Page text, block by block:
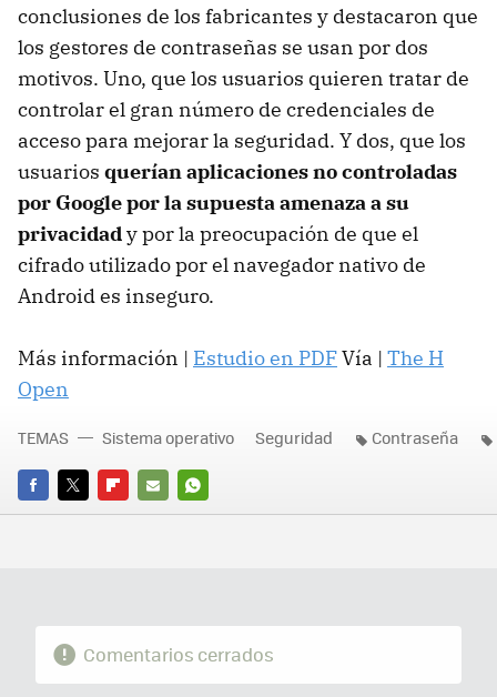
conclusiones de los fabricantes y destacaron que
los gestores de contraseñas se usan por dos
motivos. Uno, que los usuarios quieren tratar de
controlar el gran número de credenciales de
acceso para mejorar la seguridad. Y dos, que los
usuarios querían aplicaciones no controladas
por Google por la supuesta amenaza a su
privacidady por la preocupación de que el
cifrado utilizado por el navegador nativo de
Android es inseguro.
Más información | Estudio en PDFVía | The H
Open
FACEBOOK
TWITTERFLIPBOARD
E-
WHATSAPP
TEMAS Sistema operativo Seguridad Contraseña
Comentarios cerrados